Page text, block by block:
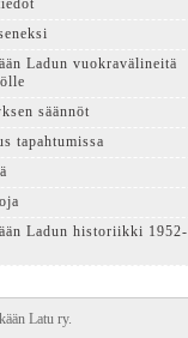
Ladun vuokravälineitä
säännöt
tapahtumissa
Ladun historiikki 1952-
Latu ry.